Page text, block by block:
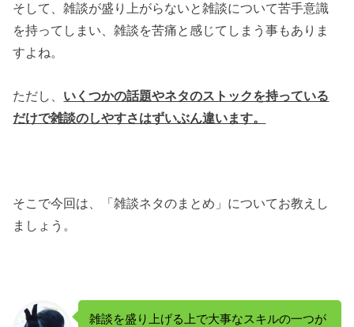
そして、雑談が盛り上がらないと雑談について苦手意識
を持ってしまい、雑談を苦痛と感じてしまう事もありま
すよね。
ただし、 いくつかの話題やネタのストックを持っている
だけで雑談のしやすさはずいぶん違います。
そこで今回は、「雑談ネタのまとめ」についてお教えし
ましょう。
雑談を盛り上げる上で大事なスキルの一つが